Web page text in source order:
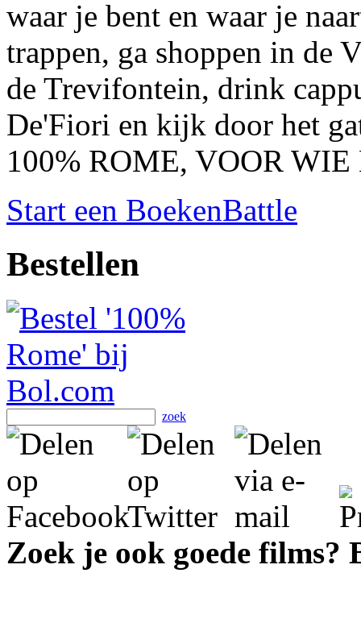
waar je bent en waar je
trappen, ga shoppen in de
de Trevifontein, drink
De'Fiori en kijk door het
100% ROME, VOOR
Start een BoekenBattle
Bestellen
zoek
Zoek je ook goede films?